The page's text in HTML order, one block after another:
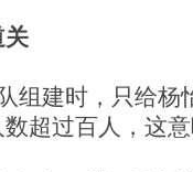
关
建时，只给杨
超过百人，这